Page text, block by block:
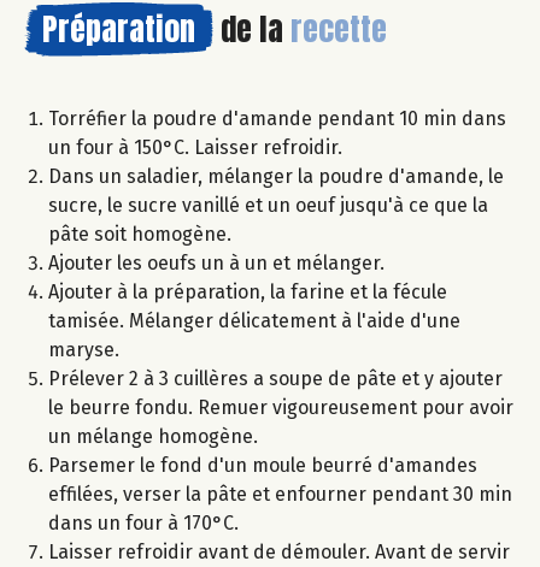
Préparation de la recette
Torréfier la poudre d'amande pendant 10 min dans
un four à 150°C. Laisser refroidir.
Dans un saladier, mélanger la poudre d'amande, le
sucre, le sucre vanillé et un oeuf jusqu'à ce que la
pâte soit homogène.
Ajouter les oeufs un à un et mélanger.
Ajouter à la préparation, la farine et la fécule
tamisée. Mélanger délicatement à l'aide d'une
maryse.
Prélever 2 à 3 cuillères a soupe de pâte et y ajouter
le beurre fondu. Remuer vigoureusement pour avoir
un mélange homogène.
Parsemer le fond d'un moule beurré d'amandes
effilées, verser la pâte et enfourner pendant 30 min
dans un four à 170°C.
Laisser refroidir avant de démouler. Avant de servir